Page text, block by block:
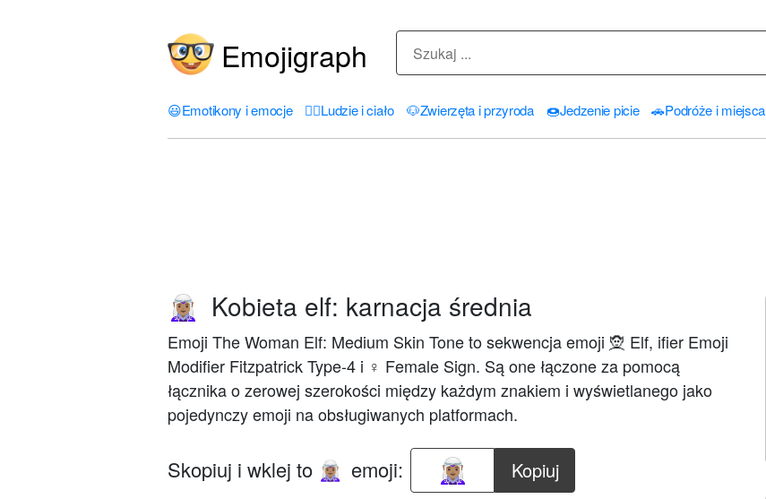
Emojigraph
😃Emotikony i emocje 🤦‍♀️Ludzie i ciało 🐶Zwierzęta i przyroda 🍩Jedzenie picie 🚗Podróże i miejsca
🧝🏽‍♀️ Kobieta elf: karnacja średnia
Emoji The Woman Elf: Medium Skin Tone to sekwencja emoji 🧝 Elf, ifier Emoji
Modifier Fitzpatrick Type-4 i ♀ Female Sign. Są one łączone za pomocą
łącznika o zerowej szerokości między każdym znakiem i wyświetlanego jako
pojedynczy emoji na obsługiwanych platformach.
Skopiuj i wklej to 🧝🏽‍♀️ emoji: Kopiuj